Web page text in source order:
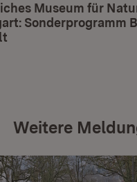
Museum für
Sonderprogramm
Weitere